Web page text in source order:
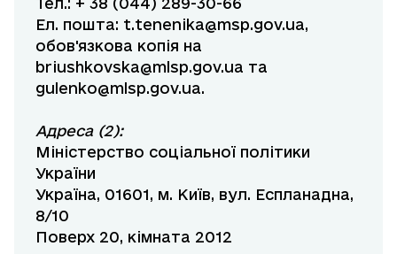
Ел. пошта: t.tenenika@msp.gov.ua,
обов'язкова копія на
briushkovska@mlsp.gov.ua та
gulenko@mlsp.gov.ua.
Адреса (2):
Міністерство соціальної політики
України
Україна, 01601, м. Київ, вул. Еспланадна,
8/10
Поверх 20, кімната 2012